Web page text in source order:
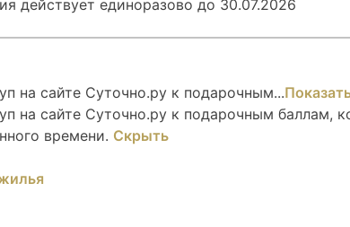
действует единоразово до 30.07.2026
на сайте Суточно.ру к подарочным...
на сайте Суточно.ру к подарочным баллам,
времени. Скрыть